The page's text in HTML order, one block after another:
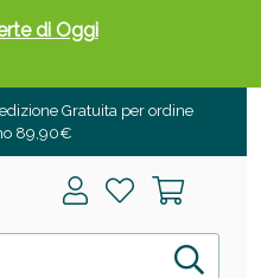
Gratuita per ordine
89,90€
di Oggi